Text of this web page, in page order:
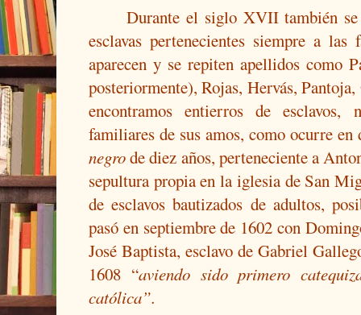
Durante el siglo XVII también
esclavas pertenecientes siempre a
aparecen y se repiten apellidos como
posteriormente), Rojas, Hervás,
encontramos entierros de esclavos,
familiares de sus amos, como ocurre
negrode diez años, perteneciente a
sepultura propia en la iglesia de San
de esclavos bautizados de adultos,
pasó en septiembre de 1602 con
José Baptista, esclavo de Gabriel
1608 “aviendo sido primero
católica”.